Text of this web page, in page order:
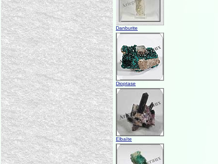
Danburite
Dioptase
Elbaïte